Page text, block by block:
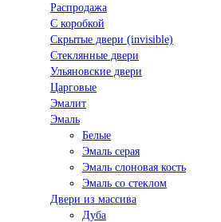
Распродажа
С коробкой
Скрытые двери (invisible)
Стеклянные двери
Ульяновские двери
Царговые
Эмалит
Эмаль
Белые
Эмаль серая
Эмаль слоновая кость
Эмаль со стеклом
Двери из массива
Дуба